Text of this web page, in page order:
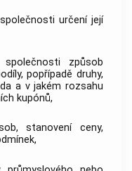
určení její
společnosti způsob
popřípadě druhy,
a v jakém rozsahu
kupónů,
stanovení ceny,